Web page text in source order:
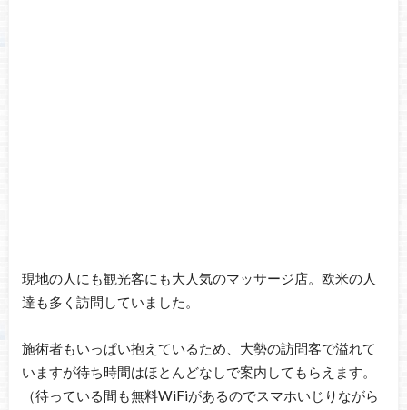
現地の人にも観光客にも大人気のマッサージ店。欧米の人
達も多く訪問していました。
施術者もいっぱい抱えているため、大勢の訪問客で溢れて
いますが待ち時間はほとんどなしで案内してもらえます。
（待っている間も無料WiFiがあるのでスマホいじりながら